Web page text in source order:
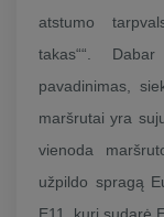
atstumo
takas““.
pavadinimas,
maršrutai yra
vienoda
užpildo spragą
E11, kurį sudarė